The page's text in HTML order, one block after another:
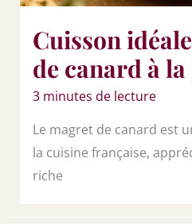
Cuisson
de canard à la
3 minutes de lecture
Le magret de canard est
la cuisine française,
riche